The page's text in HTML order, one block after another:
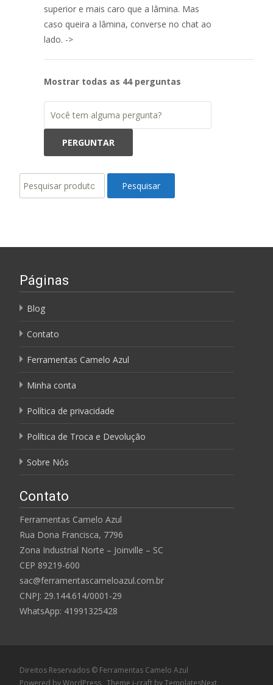
superior e mais caro que a lâmina. Mas
caso queira a lâmina, converse no chat ao
lado. ->
Mostrar todas as 44 perguntas
Pesquisar
por:
Pesquisar
Páginas
Blog
Contato
Ferramentas Camelo Azul
Minha conta
Política de privacidade
Política de Troca e Devolução
Sobre Nós
Contato
Ferramentas Camelo Azul
Rua Dona Francisca, 7796
Zona Industrial Norte – Joinville – SC
CEP 89219-600
sac@ferramentascameloazul.com.br
CNPJ: 29.144.614/0001-29
WhatsApp: 41991325428
Direitos Reservados © Ferramentas Camelo Azul